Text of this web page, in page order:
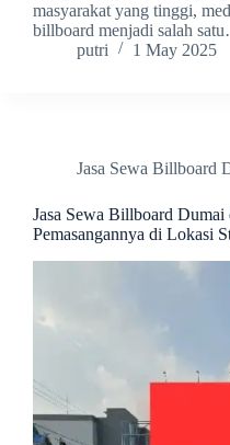
masyarakat yang tinggi,
billboard menjadi salah
putri
1 May 2025
Jasa Sewa Billboard
Jasa Sewa Billboard
Pemasangannya di Lokasi